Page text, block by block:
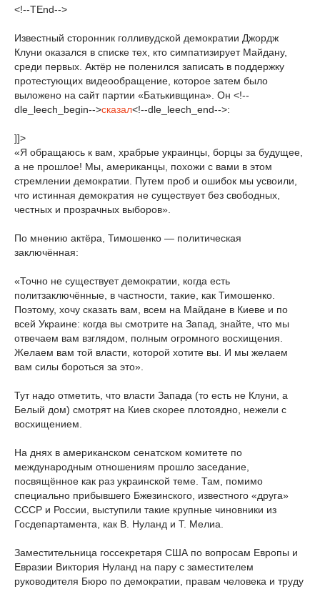
<!--TEnd-->
Известный сторонник голливудской демократии Джордж
Клуни оказался в списке тех, кто симпатизирует Майдану,
среди первых. Актёр не поленился записать в поддержку
протестующих видеообращение, которое затем было
выложено на сайт партии «Батькивщина». Он <!--
dle_leech_begin-->сказал<!--dle_leech_end-->:
]]>
«Я обращаюсь к вам, храбрые украинцы, борцы за будущее,
а не прошлое! Мы, американцы, похожи с вами в этом
стремлении демократии. Путем проб и ошибок мы усвоили,
что истинная демократия не существует без свободных,
честных и прозрачных выборов».
По мнению актёра, Тимошенко — политическая
заключённая:
«Точно не существует демократии, когда есть
политзаключённые, в частности, такие, как Тимошенко.
Поэтому, хочу сказать вам, всем на Майдане в Киеве и по
всей Украине: когда вы смотрите на Запад, знайте, что мы
отвечаем вам взглядом, полным огромного восхищения.
Желаем вам той власти, которой хотите вы. И мы желаем
вам силы бороться за это».
Тут надо отметить, что власти Запада (то есть не Клуни, а
Белый дом) смотрят на Киев скорее плотоядно, нежели с
восхищением.
На днях в американском сенатском комитете по
международным отношениям прошло заседание,
посвящённое как раз украинской теме. Там, помимо
специально прибывшего Бжезинского, известного «друга»
СССР и России, выступили такие крупные чиновники из
Госдепартамента, как В. Нуланд и Т. Мелиа.
Заместительница госсекретаря США по вопросам Европы и
Евразии Виктория Нуланд на пару с заместителем
руководителя Бюро по демократии, правам человека и труду